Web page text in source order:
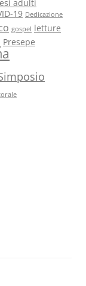
adulti
19 Dedicazione
gospel letture
Presepe